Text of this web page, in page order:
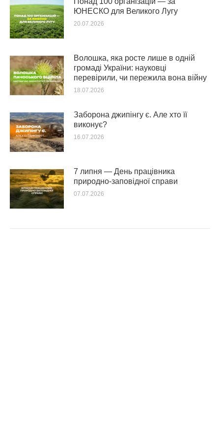
ЮНЕСКО для Великого Лугу
20.07.2026
Волошка, яка росте лише в одній
громаді України: науковці
перевірили, чи пережила вона війну
18.07.2026
Заборона джипінгу є. Але хто її
виконує?
16.07.2026
7 липня — День працівника
природно-заповідної справи
07.07.2026